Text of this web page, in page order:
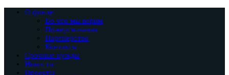
О фонде
Во что мы верим
Пожертвования
Партнерство
Контакты
Срочные нужды
Новости
Проекты